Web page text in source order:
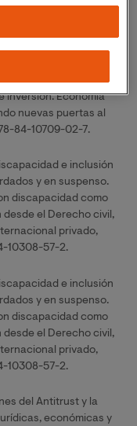
reconocimiento y la
inversión. Economía
nuevas puertas al
84-10709-02-7.
e inclusión
y en suspenso.
discapacidad como
desde el Derecho civil,
privado,
10308-57-2.
e inclusión
y en suspenso.
discapacidad como
desde el Derecho civil,
privado,
10308-57-2.
del Antitrust y la
económicas y